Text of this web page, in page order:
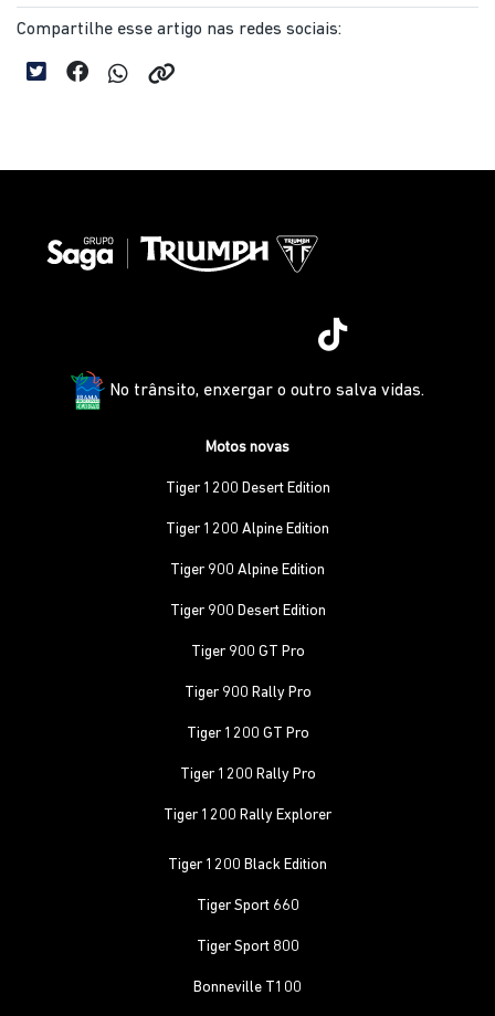
Compartilhe esse artigo nas redes sociais:
No trânsito, enxergar o outro salva vidas.
Motos novas
Tiger 1200 Desert Edition
Tiger 1200 Alpine Edition
Tiger 900 Alpine Edition
Tiger 900 Desert Edition
Tiger 900 GT Pro
Tiger 900 Rally Pro
Tiger 1200 GT Pro
Tiger 1200 Rally Pro
Tiger 1200 Rally Explorer
Tiger 1200 Black Edition
Tiger Sport 660
Tiger Sport 800
Bonneville T100